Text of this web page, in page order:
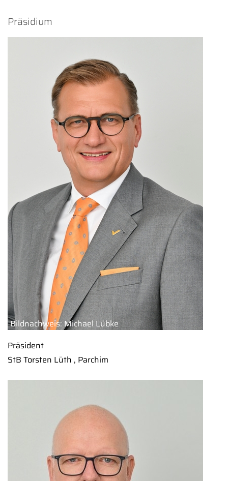
Präsidium
Bildnachweis: Michael Lübke
Präsident
StB Torsten Lüth , Parchim